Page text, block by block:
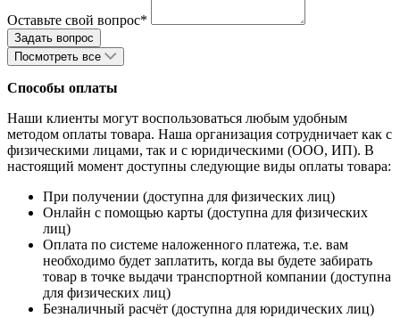
Оставьте свой вопрос*
Посмотреть все
Способы оплаты
Наши клиенты могут воспользоваться любым удобным
методом оплаты товара. Наша организация сотрудничает как с
физическими лицами, так и с юридическими (ООО, ИП). В
настоящий момент доступны следующие виды оплаты товара:
При получении (доступна для физических лиц)
Онлайн с помощью карты (доступна для физических
лиц)
Оплата по системе наложенного платежа, т.е. вам
необходимо будет заплатить, когда вы будете забирать
товар в точке выдачи транспортной компании (доступна
для физических лиц)
Безналичный расчёт (доступна для юридических лиц)